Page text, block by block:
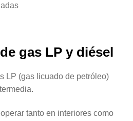
gas LP y diésel
LP (gas licuado de petróleo)
tanto en interiores como